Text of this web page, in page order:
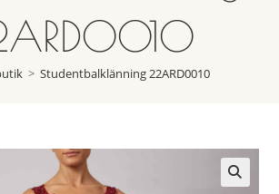
> Studentbalklänning 22ARD0010